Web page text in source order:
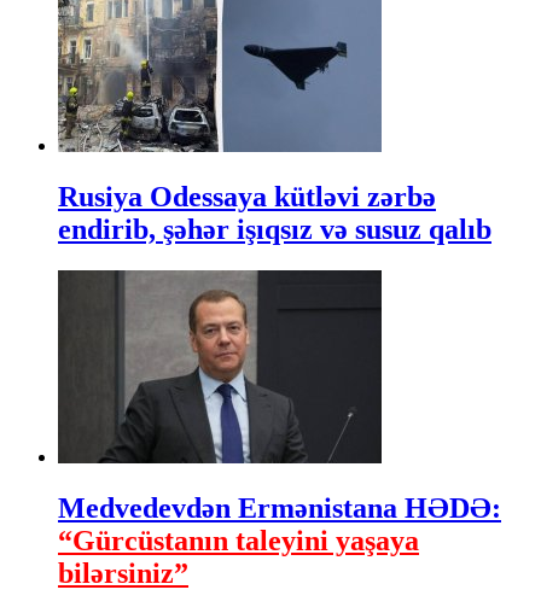
Rusiya Odessaya kütləvi zərbə
endirib, şəhər işıqsız və susuz qalıb
Medvedevdən Ermənistana HƏDƏ:
“Gürcüstanın taleyini yaşaya
bilərsiniz”